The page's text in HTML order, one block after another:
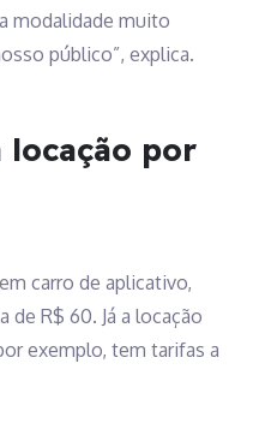
modalidade muito
público”, explica.
locação por
carro de aplicativo,
de R$ 60. Já a locação
exemplo, tem tarifas a